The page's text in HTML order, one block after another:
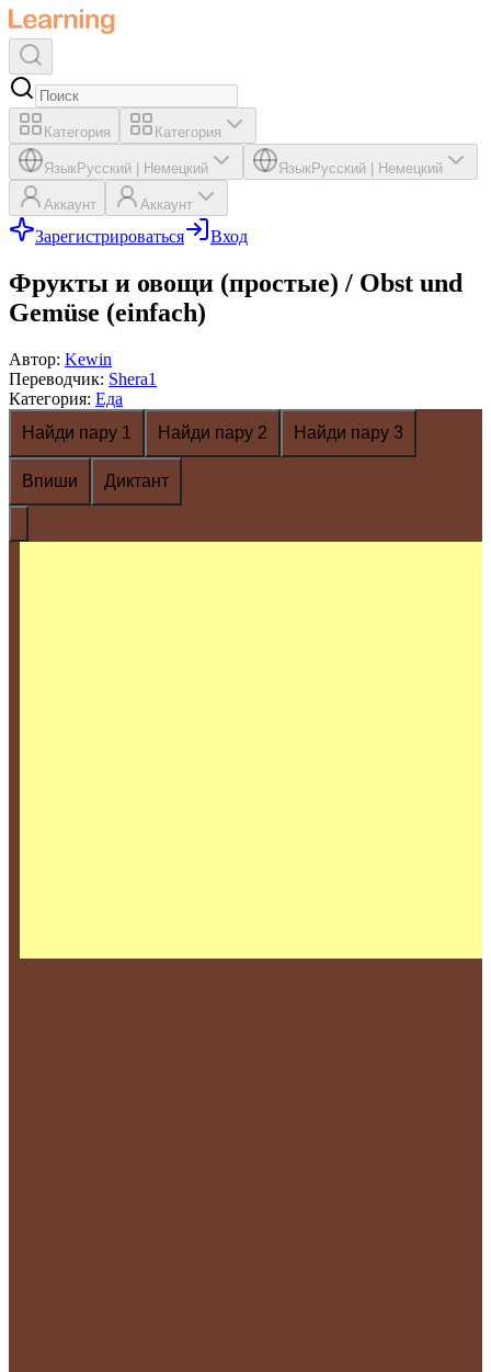
Категория Категория
ЯзыкРусский Немецкий ЯзыкРусский Немецкий
Аккаунт Аккаунт
Зарегистрироваться Вход
Фрукты и овощи (простые) / Obst und
Gemüse (einfach)
Автор: Kewin
Переводчик: Shera1
Категория: Еда
Найди пару 1
Найди пару 2 Найди пару 3
Впиши Диктант